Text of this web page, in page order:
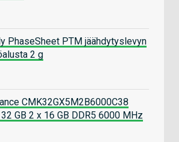
PhaseSheet PTM jäähdytyslevyn
2 g
CMK32GX5M2B6000C38
GB 2 x 16 GB DDR5 6000 MHz